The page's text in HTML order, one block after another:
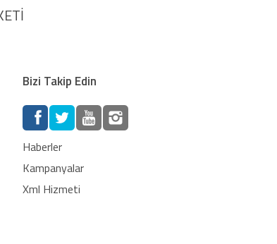
Bizi Takip Edin
Haberler
Kampanyalar
Xml Hizmeti